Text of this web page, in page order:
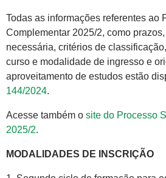
Todas as informações referentes ao
Complementar 2025/2, como
necessária, critérios de
curso e modalidade de ingresso e
aproveitamento de estudos estão
144/2024.
Acesse também o site do Processo
2025/2.
MODALIDADES DE INSCRIÇÃO